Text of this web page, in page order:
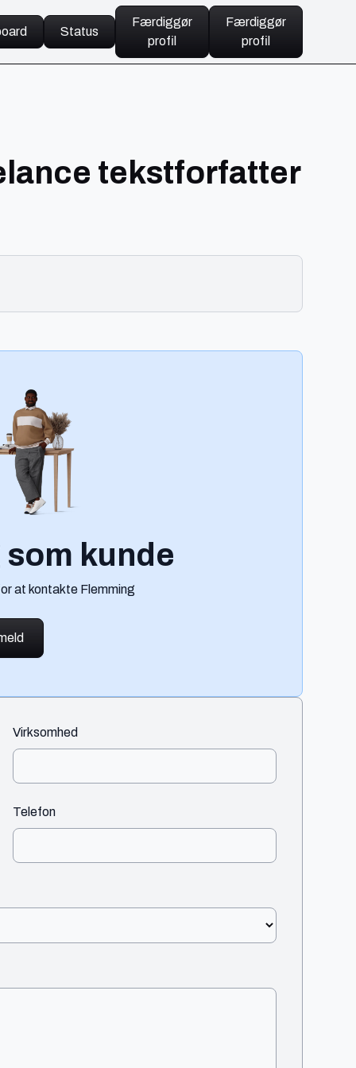
Status
Færdiggør
profil
Færdiggør
profil
tekstforfatter
kunde
at kontakte Flemming
Virksomhed
Telefon